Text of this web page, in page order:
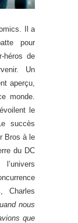
Il a
pour
héros de
Un
aperçu,
monde.
le
succès
Bros à le
du DC
Charles
nous
que